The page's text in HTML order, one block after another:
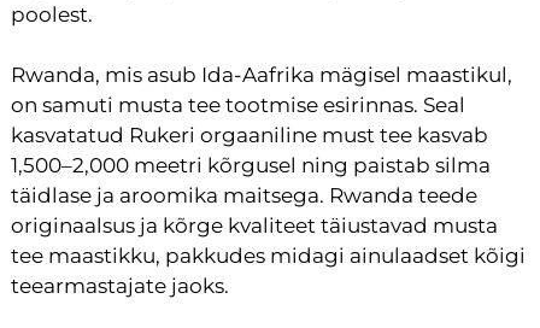
poolest.
Rwanda, mis asub Ida-Aafrika mägisel maastikul,
on samuti musta tee tootmise esirinnas. Seal
kasvatatud Rukeri orgaaniline must tee kasvab
1,500–2,000 meetri kõrgusel ning paistab silma
täidlase ja aroomika maitsega. Rwanda teede
originaalsus ja kõrge kvaliteet täiustavad musta
tee maastikku, pakkudes midagi ainulaadset kõigi
teearmastajate jaoks.